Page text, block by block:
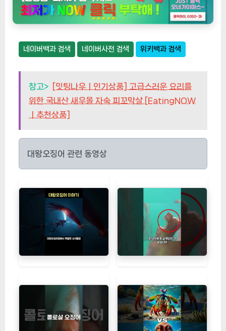
네이버백과 검색 네이버사전 검색 위키백과 검색
참고> [잇팅나우ㅣ인기상품] 고급스러운 요리를
위한 국내산 새우몰 자숙 피꼬막살 [EatingNOW
ㅣ추천상품]
대왕오징어 관련 동영상